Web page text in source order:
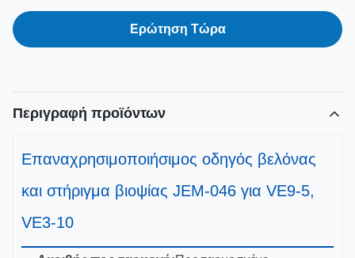
Ερώτηση Τώρα
Περιγραφή προϊόντων
Επαναχρησιμοποιήσιμος οδηγός βελόνας
και στήριγμα βιοψίας JEM-046 για VE9-5,
VE3-10